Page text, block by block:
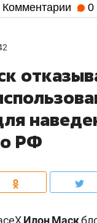
Комментарии 0
РФ